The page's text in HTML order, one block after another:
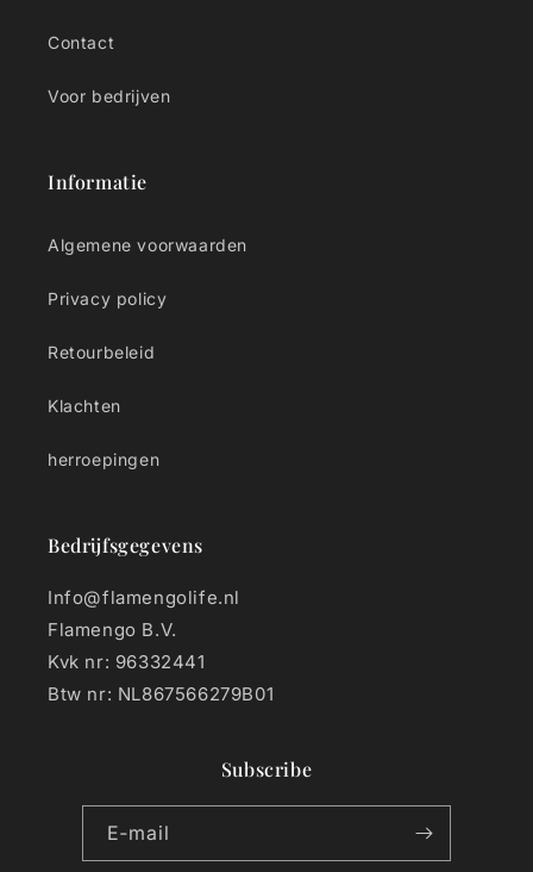
Contact
Voor bedrijven
Informatie
Algemene voorwaarden
Privacy policy
Retourbeleid
Klachten
herroepingen
Bedrijfsgegevens
Info@flamengolife.nl
Flamengo B.V.
Kvk nr: 96332441
Btw nr: NL867566279B01
Subscribe
E‑mail